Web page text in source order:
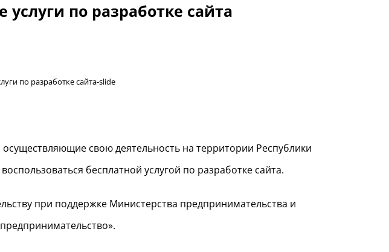
по разработке сайта
свою деятельность на территории Республики
бесплатной услугой по разработке сайта.
при поддержке Министерства предпринимательства и